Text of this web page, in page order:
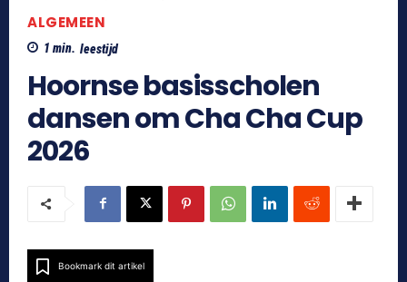
ALGEMEEN
1 min. leestijd
Hoornse basisscholen
dansen om Cha Cha Cup
2026
Bookmark dit artikel